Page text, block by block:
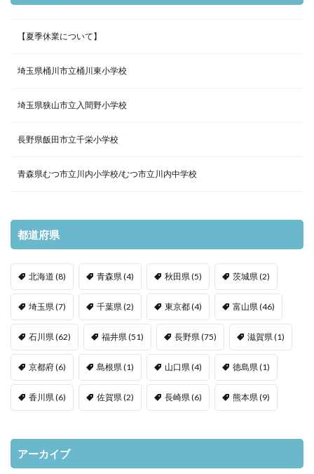
【夏季休業について】
埼玉県桶川市立桶川東小学校
埼玉県狭山市立入間野小学校
長野県飯田市立千栄小学校
青森県むつ市立川内小学校/むつ市立川内中学校
都道府県
北海道 (8) 青森県(4) 秋田県(5) 茨城県(2)
埼玉県(7) 千葉県(2) 東京都(4) 富山県(46)
石川県(62) 福井県(51) 長野県(75) 滋賀県(1)
京都府(6) 島根県(1) 山口県(4) 徳島県(1)
香川県(6) 佐賀県(2) 長崎県(6) 熊本県(9)
アーカイブ